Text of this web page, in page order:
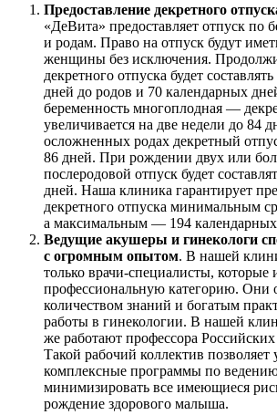
Предоставление декретного
«ДеВита» предоставляет отпуск по
и родам. Право на отпуск будут
женщины без исключения.
декретного отпуска будет
дней до родов и 70 календарных
беременность многоплодная —
увеличивается на две недели до 84
осложненных родах декретный
86 дней. При рождении двух или
послеродовой отпуск будет
дней. Наша клиника гарантирует
декретного отпуска минимальным
а максимальным — 194
Ведущие акушеры и гинекологи
с огромным опытом. В нашей
только врачи-специалисты,
профессиональную категорию. Они
количеством знаний и богатым
работы в гинекологии. В нашей
же работают профессора
Такой рабочий коллектив
комплексные программы по
минимизировать все имеющиеся
рождение здорового малыша.